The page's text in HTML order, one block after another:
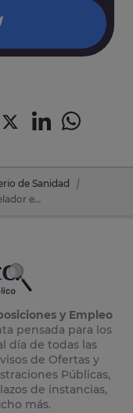
de Sanidad
Convocatoria de 12 plazas: Oposiciones de Celador en Ministerio de Sanidad
y Empleo
pensada para los
día de todas las
de Ofertas y
Públicas,
de instancias,
más.